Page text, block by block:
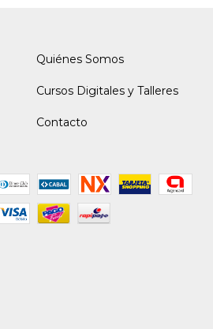
Quiénes Somos
Cursos Digitales y Talleres
Contacto